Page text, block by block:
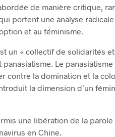
de manière critique,
portent une analyse
et au féminisme.
un « collectif de solidarités
Le
la domination et la
la dimension d’un
une libération de la
en Chine.